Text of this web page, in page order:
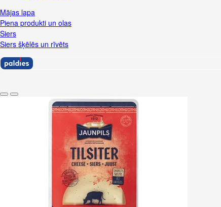
Mājas lapa
Piena produkti un olas
Siers
Siers šķēlēs un rīvēts